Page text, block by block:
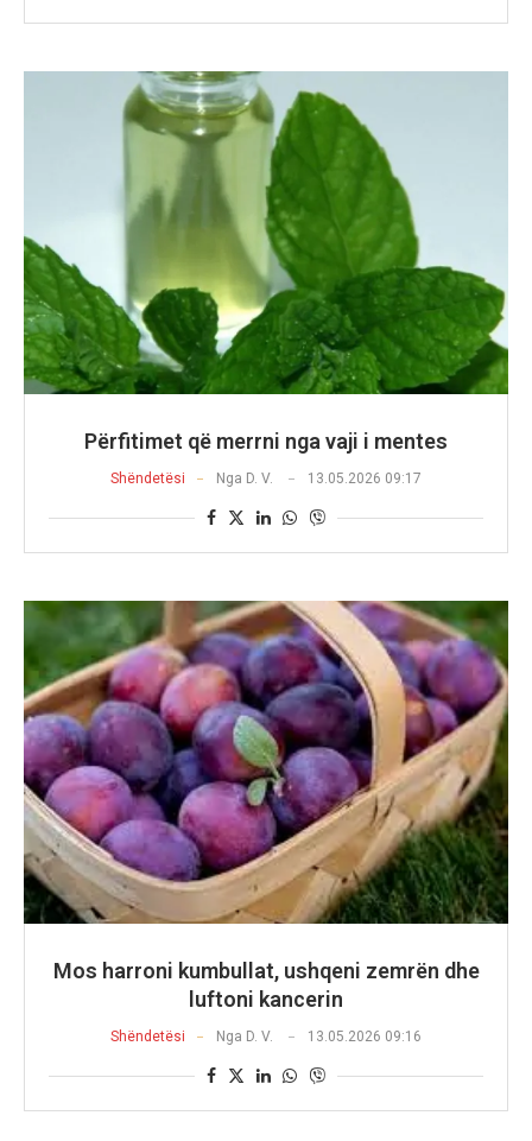
Përfitimet që merrni nga vaji i mentes
Shëndetësi Nga D. V. 13.05.2026 09:17
Mos harroni kumbullat, ushqeni zemrën dhe
luftoni kancerin
Shëndetësi Nga D. V. 13.05.2026 09:16